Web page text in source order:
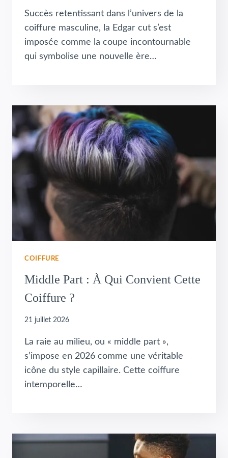
Succès retentissant dans l’univers de la
coiffure masculine, la Edgar cut s’est
imposée comme la coupe incontournable
qui symbolise une nouvelle ère…
COIFFURE
Middle Part : À Qui Convient Cette
Coiffure ?
21 juillet 2026
La raie au milieu, ou « middle part »,
s’impose en 2026 comme une véritable
icône du style capillaire. Cette coiffure
intemporelle…